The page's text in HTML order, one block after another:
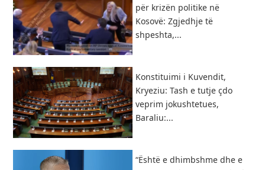
për krizën politike në
Kosovë: Zgjedhje të
shpeshta,...
​Konstituimi i Kuvendit,
Kryeziu: Tash e tutje çdo
veprim jokushtetues,
Baraliu:...
“Është e dhimbshme dhe e